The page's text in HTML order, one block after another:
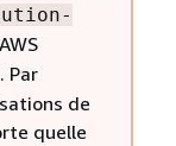
Par
de
quelle